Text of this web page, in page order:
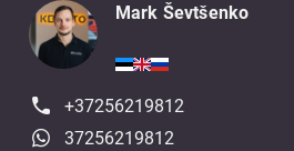
Mark Ševtšenko
+37256219812
37256219812